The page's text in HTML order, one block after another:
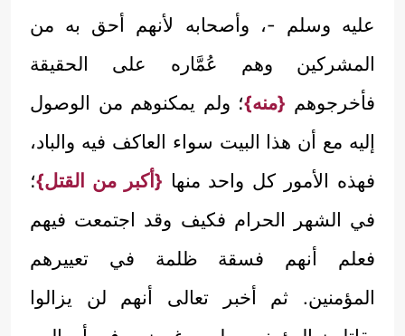
عليه وسلم -، وأصحابه لأنهم أحق به من
المشركين وهم عُمَّاره على الحقيقة
فأخرجوهم {منه}؛ ولم يمكنوهم من الوصول
إليه مع أن هذا البيت سواء العاكف فيه والباد،
فهذه الأمور كل واحد منها {أكبر من القتل}؛
في الشهر الحرام فكيف وقد اجتمعت فيهم
فعلم أنهم فسقة ظلمة في تعييرهم
المؤمنين. ثم أخبر تعالى أنهم لن يزالوا